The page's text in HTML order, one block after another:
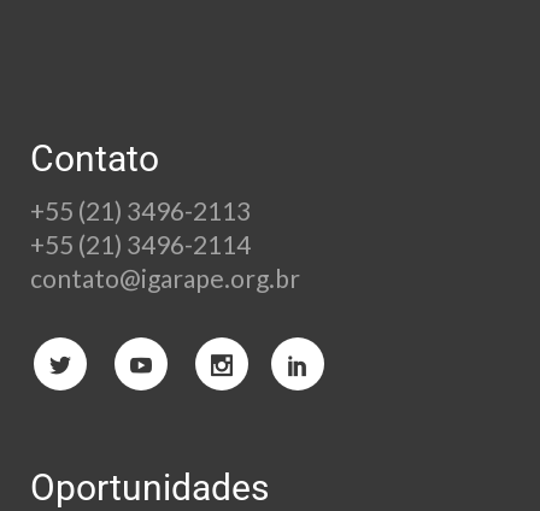
Contato
+55 (21) 3496-2113
+55 (21) 3496-2114
contato@igarape.org.br
Oportunidades